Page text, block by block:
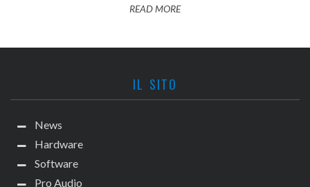
READ MORE
IL SITO
News
Hardware
Software
Pro Audio